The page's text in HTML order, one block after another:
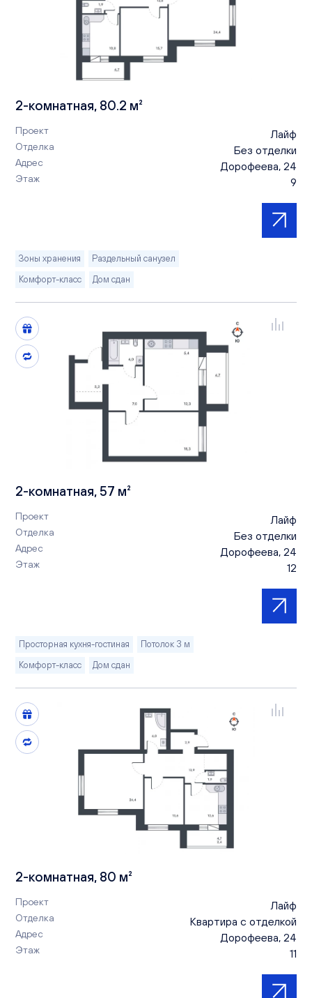
2-комнатная, 80.2 м²
Проект Лайф
Отделка Без отделки
Адрес Дорофеева, 24
Этаж 9
Зоны хранения
Раздельный санузел
Комфорт-класс
Дом сдан
2-комнатная, 57 м²
Проект Лайф
Отделка Без отделки
Адрес Дорофеева, 24
Этаж 12
Просторная кухня-гостиная
Потолок 3 м
Комфорт-класс
Дом сдан
2-комнатная, 80 м²
Проект Лайф
Отделка Квартира с отделкой
Адрес Дорофеева, 24
Этаж 11